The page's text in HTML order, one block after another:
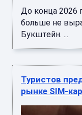
До конца 2026
больше не
Букштейн. ...
Туристов
рынке